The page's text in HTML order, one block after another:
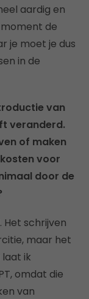
aardig en
de
je moet je dus
in de
van
veranderd.
of maken
voor
door de
Het schrijven
maar het
ik
omdat die
van